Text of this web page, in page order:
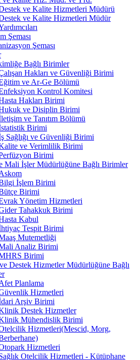
ve Kalite Hizmetleri Müdürü
ve Kalite Hizmetleri Müdür
Şeması
Şeması
Bağlı Birimler
Hakları ve Güvenliği Birimi
ve Ar-Ge Bölümü
Kontrol Komitesi
Hakları Birimi
ve Disiplin Birimi
ve Tanıtım Bölümü
Birimi
Sağlığı ve Güvenliği Birimi
ve Verimlilik Birimi
Birimi
Mali İşler Müdürlüğüne Bağlı Birimler
İşlem Birimi
Birimi
Yönetim Hizmetleri
Tahakkuk Birimi
Kabul
Tespit Birimi
Mutemetliği
Analiz Birimi
Birimi
Destek Hizmetler Müdürlüğüne Bağlı
Planlama
Hizmetleri
Arşiv Birimi
Destek Hizmetler
Mühendislik Birimi
Hizmetleri(Mescid, Morg,
Hizmetleri
Otelcilik Hizmetleri - Kütüphane